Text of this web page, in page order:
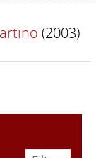
(2003)